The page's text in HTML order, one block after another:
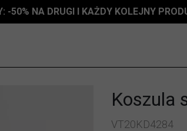
-50% NA DRUGI I KAŻDY KOLEJNY
Koszula
VT20KD4284